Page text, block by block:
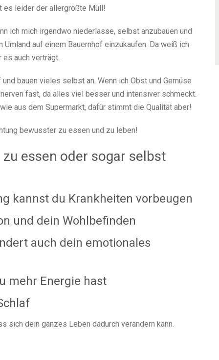
es leider der allergrößte Müll!
ich mich irgendwo niederlasse, selbst anzubauen und
auf einem Bauernhof einzukaufen. Da weiß ich
auch verträgt.
bauen vieles selbst an. Wenn ich Obst und Gemüse
fast, da alles viel besser und intensiver schmeckt.
aus dem Supermarkt, dafür stimmt die Qualität aber!
bewusster zu essen und zu leben!
essen oder sogar selbst
kannst du Krankheiten vorbeugen
und dein Wohlbefinden
auch dein emotionales
mehr Energie hast
sich dein ganzes Leben dadurch verändern kann.